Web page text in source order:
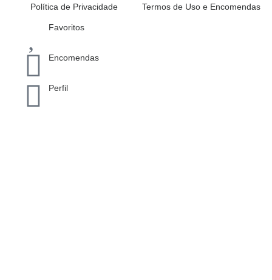
Política de Privacidade Termos de Uso e Encomendas
Inactive
Favoritos
Encomendas
Perfil